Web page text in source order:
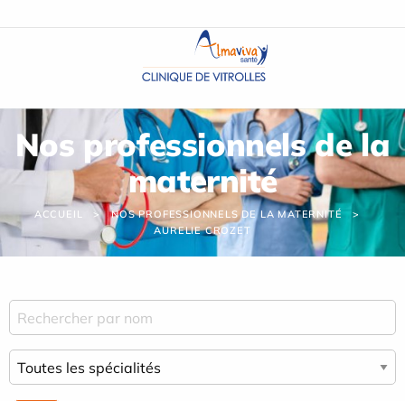
Nos professionnels de la
maternité
ACCUEIL
NOS PROFESSIONNELS DE LA MATERNITÉ
AURELIE CROZET